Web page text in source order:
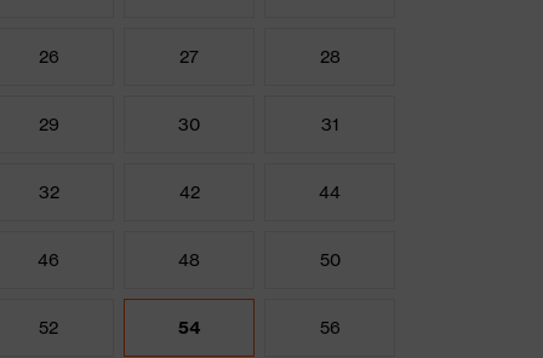
26 27 28
29 30 31
32 42 44
46 48 50
52 54 56